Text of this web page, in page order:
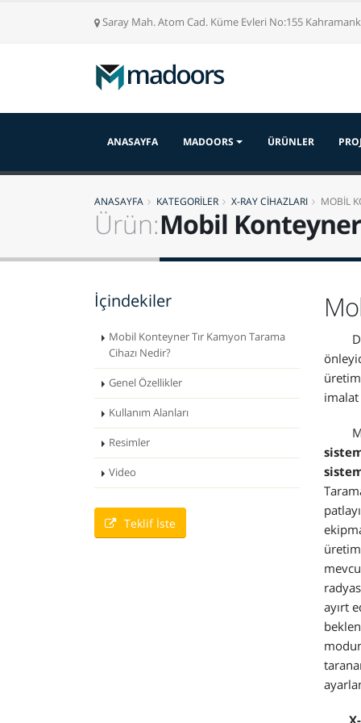
Saray Mah. Atom Cad. Küme Evleri No:155
ANASAYFA MADOORS ÜRÜNLER
ANASAYFA KATEGORİLER X-RAY CİHAZLARI MOBİL
Ürün:Mobil Konteyner
İçindekiler
Mobil Konteyner Tır Kamyon Tarama
Cihazı Nedir?
Genel Özellikler
Kullanım Alanları
Resimler
Video
Teklif İste
ayırt